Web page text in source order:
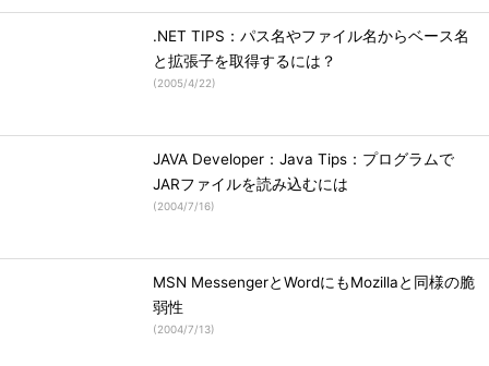
.NET TIPS：パス名やファイル名からベース名
と拡張子を取得するには？
(2005/4/22)
JAVA Developer：Java Tips：プログラムで
JARファイルを読み込むには
(2004/7/16)
MSN MessengerとWordにもMozillaと同様の脆
弱性
(2004/7/13)